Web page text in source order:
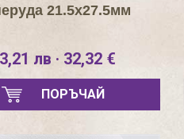
21.5х27.5мм
лв · 32,32 €
ПОРЪЧАЙ